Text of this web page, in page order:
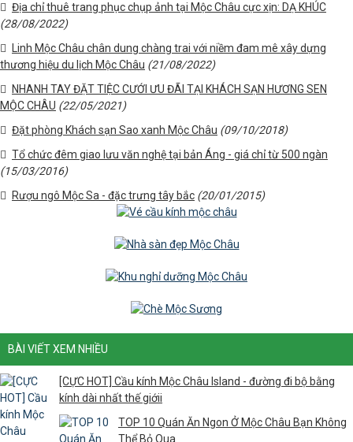
Địa chỉ thuê trang phục chụp ảnh tại Mộc Châu cực xịn: DẠ KHÚC
(28/08/2022)
Linh Mộc Châu chân dung chàng trai với niềm đam mê xây dựng
thương hiệu du lịch Mộc Châu (21/08/2022)
NHANH TAY ĐẶT TIỆC CƯỚI ƯU ĐÃI TẠI KHÁCH SẠN HƯƠNG SEN
MỘC CHÂU (22/05/2021)
Đặt phòng Khách sạn Sao xanh Mộc Châu (09/10/2018)
Tổ chức đêm giao lưu văn nghệ tại bản Áng - giá chỉ từ 500 ngàn
(15/03/2016)
Rượu ngô Mộc Sa - đặc trưng tây bắc (20/01/2015)
BÀI VIẾT XEM NHIỀU
[CỰC HOT] Cầu kính Mộc Châu Island - đường đi bộ bằng
kính dài nhất thế giớii
TOP 10 Quán Ăn Ngon Ở Mộc Châu Bạn Không
Thể Bỏ Qua